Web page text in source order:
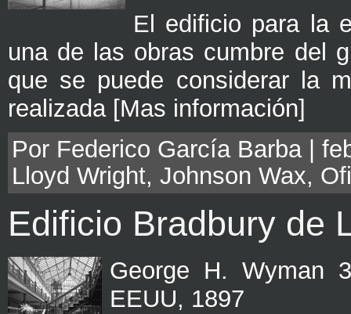
El edificio para la
una de las obras cumbre del
que se puede considerar la
realizada [Mas información]
Por Federico García Barba |
Lloyd Wright, Johnson Wax,
Edificio Bradbury de
George H. Wyman
EEUU, 1897